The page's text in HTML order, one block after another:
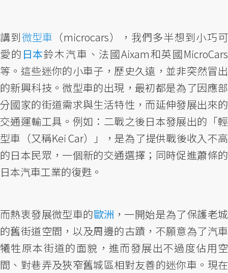
講到微型車 （microcars），我們多半想到小巧可
愛的 日本鈴木汽車、法國Aixam和英國MicroCars
等。這些迷你的小車子，歷史久遠，並非突然冒出
的新興科技。微型車的出現，最初都是為了因應部
分國家的街道需求與生活特性，而延伸發展出來的
交通運輸工具。例如：二戰之後日本發展出的「輕
型車（又稱Kei Car）」，是為了提供戰後收入不高
的日本民眾，一個新的交通選擇；同時促進蕭條的
日本汽車工業的復甦。
而熱衷發展微型車的歐洲 ，一開始是為了保護老城
的舊街道空間，以及周邊的古蹟，不願意為了汽車
犧牲原本街道的面貌，進而發展出不過度佔用空
間、對巷弄及狹窄舊城區相對友善的迷你車。現在